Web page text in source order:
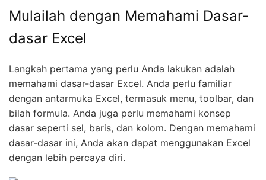
Mulailah dengan Memahami Dasar-
dasar Excel
Langkah pertama yang perlu Anda lakukan adalah
memahami dasar-dasar Excel. Anda perlu familiar
dengan antarmuka Excel, termasuk menu, toolbar, dan
bilah formula. Anda juga perlu memahami konsep
dasar seperti sel, baris, dan kolom. Dengan memahami
dasar-dasar ini, Anda akan dapat menggunakan Excel
dengan lebih percaya diri.